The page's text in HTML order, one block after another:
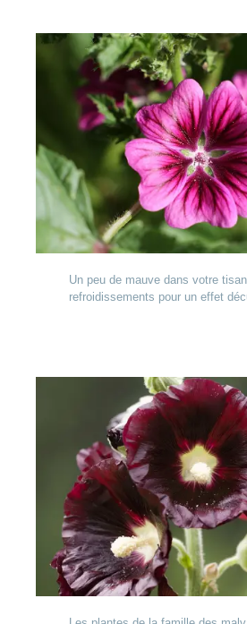
Un peu de mauve dans votre
refroidissements pour un effet